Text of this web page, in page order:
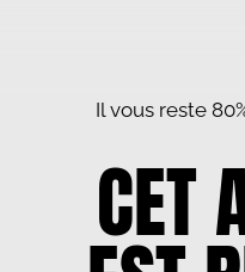
Il vous reste
CET